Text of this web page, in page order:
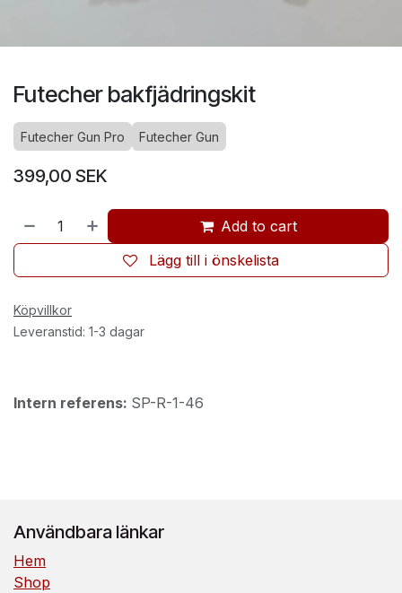
Futecher bakfjädringskit
Futecher Gun Pro Futecher Gun
399,00 SEK
Add to cart
Lägg till i önskelista
Köpvillkor
Leveranstid: 1-3 dagar
Intern referens: SP-R-1-46
Användbara länkar
Hem
Shop